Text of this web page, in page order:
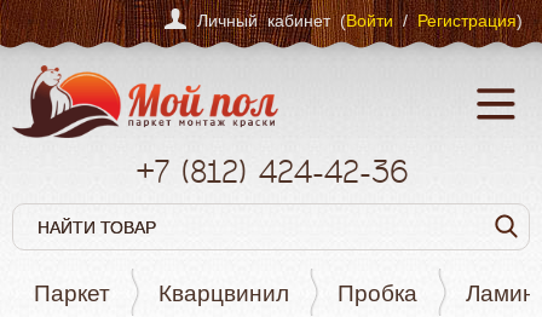
Личный кабинет (Войти/Регистрация)
+7 (812) 424-42-36
Паркет Кварцвинил Пробка